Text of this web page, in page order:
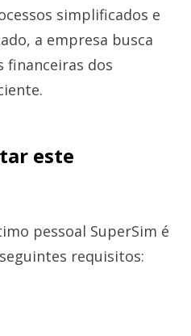
simplificados e
a empresa busca
financeiras dos
este
pessoal SuperSim é
requisitos: